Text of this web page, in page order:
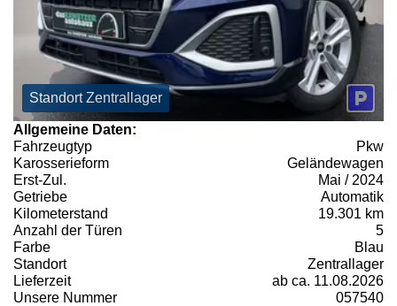
Standort Zentrallager
Allgemeine Daten:
Fahrzeugtyp
Pkw
Karosserieform
Geländewagen
Erst-Zul.
Mai / 2024
Getriebe
Automatik
Kilometerstand
19.301 km
Anzahl der Türen
5
Farbe
Blau
Standort
Zentrallager
Lieferzeit
ab ca. 11.08.2026
Unsere Nummer
057540